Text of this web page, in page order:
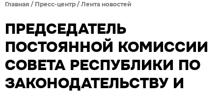
Главная / Пресс-центр / Лента новостей
ПРЕДСЕДАТЕЛЬ
ПОСТОЯННОЙ КОМИССИИ
СОВЕТА РЕСПУБЛИКИ ПО
ЗАКОНОДАТЕЛЬСТВУ И